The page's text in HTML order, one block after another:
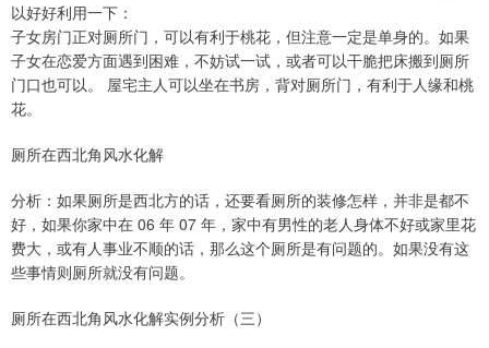
以好好利用一下：
子女房门正对厕所门，可以有利于桃花，但注意一定是单身的。如果
子女在恋爱方面遇到困难，不妨试一试，或者可以干脆把床搬到厕所
门口也可以。 屋宅主人可以坐在书房，背对厕所门，有利于人缘和桃
花。
厕所在西北角风水化解
分析：如果厕所是西北方的话，还要看厕所的装修怎样，并非是都不
好，如果你家中在 06 年 07 年，家中有男性的老人身体不好或家里花
费大，或有人事业不顺的话，那么这个厕所是有问题的。如果没有这
些事情则厕所就没有问题。
厕所在西北角风水化解实例分析（三）